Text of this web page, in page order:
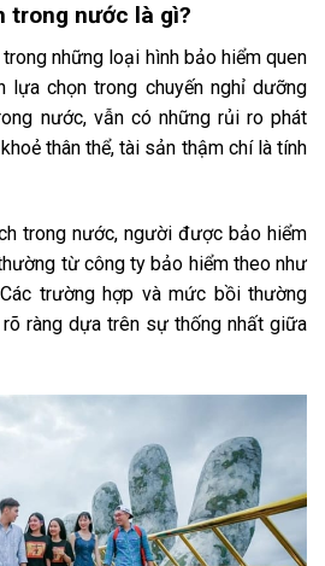
trong nước là gì?
những loại hình bảo hiểm quen
lựa chọn trong chuyến nghỉ dưỡng
nước, vẫn có những rủi ro phát
thân thể, tài sản thậm chí là tính
trong nước, người được bảo hiểm
từ công ty bảo hiểm theo như
trường hợp và mức bồi thường
ràng dựa trên sự thống nhất giữa